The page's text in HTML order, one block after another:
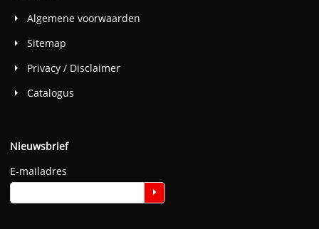
Algemene voorwaarden
Sitemap
Privacy / Disclaimer
Catalogus
Nieuwsbrief
E-mailadres